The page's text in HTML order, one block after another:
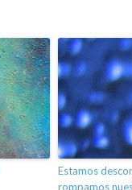
Estamos
rompamos